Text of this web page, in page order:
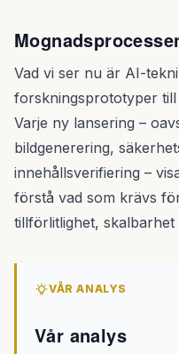
Vad vi ser nu är AI-
forskningsprototyper
Varje ny lansering –
bildgenerering,
innehållsverifiering –
förstå vad som krävs
tillförlitlighet,
VÅR ANALYS
Vår analys